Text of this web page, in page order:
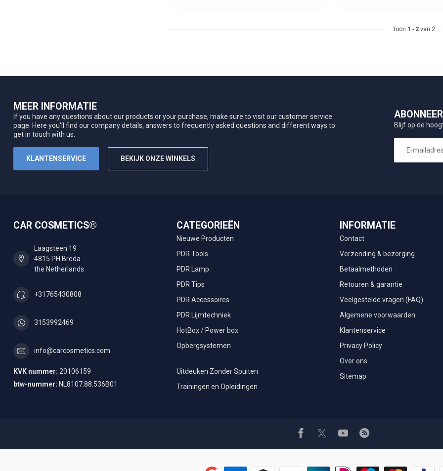
Toon 1 - 2 van 2
MEER INFORMATIE
If you have any questions about our products or your purchase, make sure to visit our customer service
page. Here you'll find our company details, answers to frequently asked questions and different ways to
get in touch with us.
KLANTENSERVICE BEKIJK ONZE WINKELS
Blijf op de
CAR COSMETICS®
Laagsteen 19
4815 PH Breda
the Netherlands
+31765430808
3153992469
info@carcosmetics.com
KVK nummer: 20106159
btw-nummer: NL8107.88.536B01
CATEGORIEËN
Nieuwe Producten
PDR Tools
PDR Lamp
PDR Tips
PDR Accessoires
PDR Lijmtechniek
HotBox / Power box
Opbergsystemen
Uitdeuken Zonder Spuiten
Trainingen en Opleidingen
INFORMATIE
Contact
Verzending & bezorging
Betaalmethoden
Retouren & garantie
Veelgestelde vragen (FAQ)
Algemene voorwaarden
Klantenservice
Privacy Policy
Over ons
Sitemap